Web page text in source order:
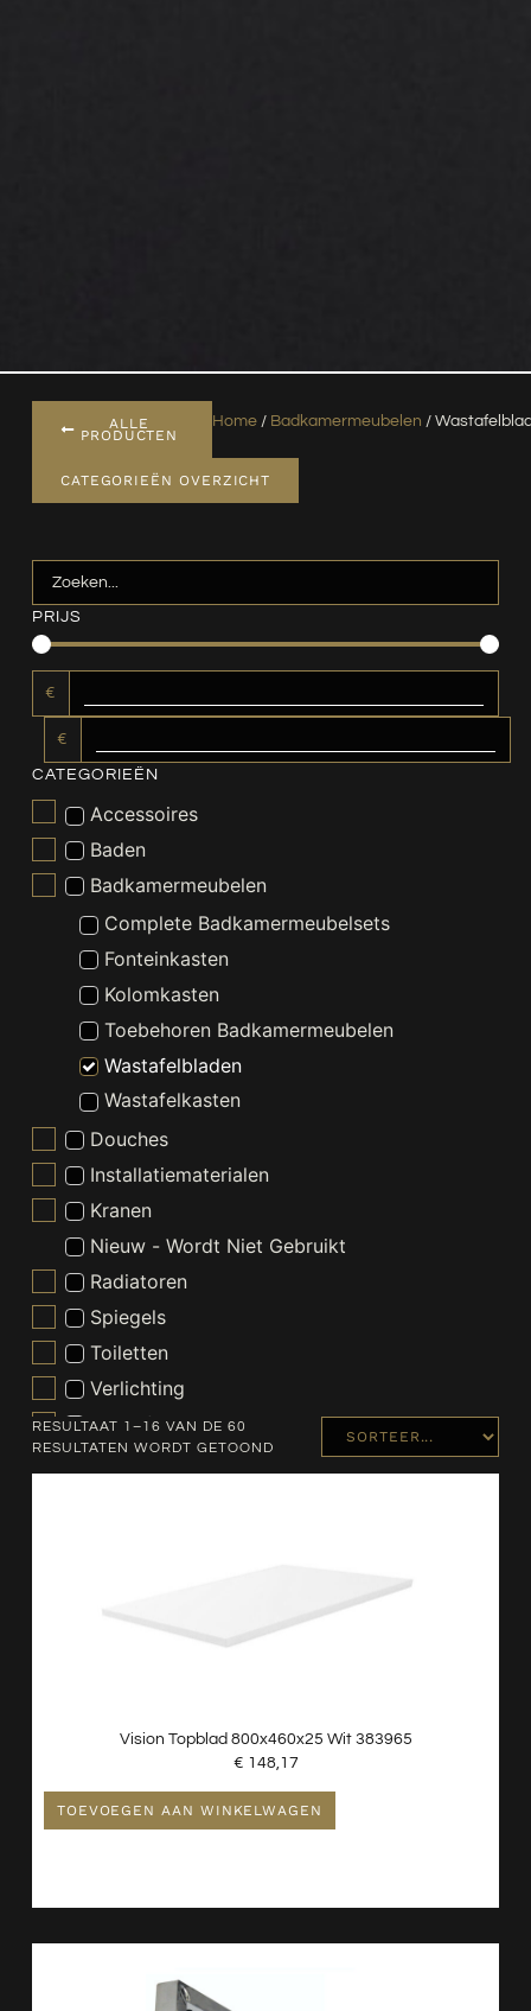
ALLE
PRODUCTEN
Home / Badkamermeubelen /
CATEGORIEËN OVERZICHT
PRIJS
€
€
CATEGORIEËN
Accessoires
Baden
Badkamermeubelen
Complete Badkamermeubelsets
Fonteinkasten
Kolomkasten
Toebehoren Badkamermeubelen
Wastafelbladen
Wastafelkasten
Douches
Installatiematerialen
Kranen
Nieuw - Wordt Niet Gebruikt
Radiatoren
Spiegels
Toiletten
Verlichting
Wastafels
Waterontharder
RESULTAAT 1–16 VAN DE 60
RESULTATEN WORDT GETOOND
Vision Topblad 800x460x25 Wit 383965
€ 148,17
TOEVOEGEN AAN WINKELWAGEN